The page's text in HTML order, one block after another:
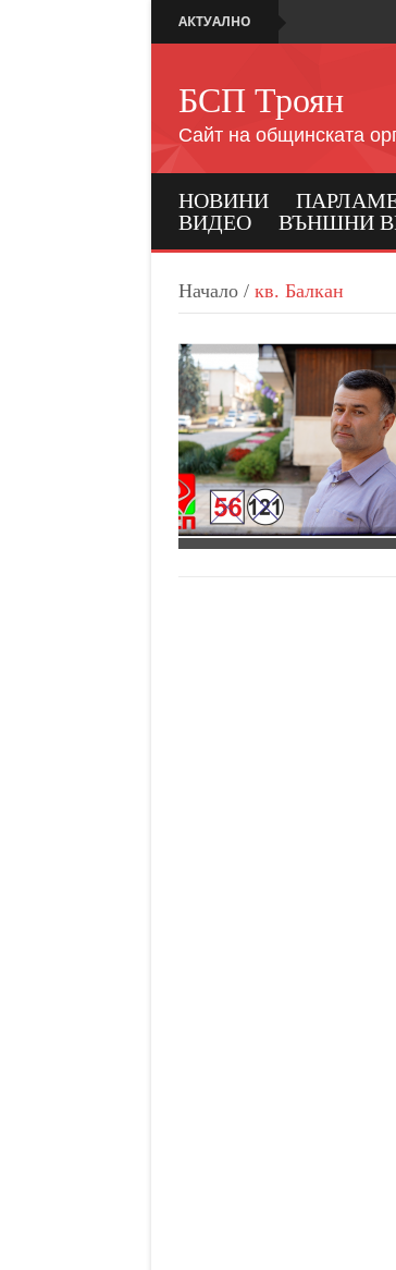
АКТУАЛНО
БСП Троян
Сайт на общинската
НОВИНИ
ВИДЕО
ВЪНШНИ
Начало / кв. Балкан